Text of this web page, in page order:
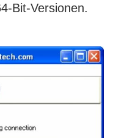
Bit-Versionen.